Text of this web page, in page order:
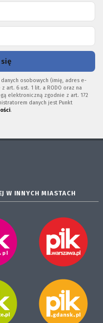
osobowych (imię, adres e-
art. 6 ust. 1 lit. a RODO oraz na
elektroniczną zgodnie z art. 172
danych jest Punkt
.
W INNYCH MIASTACH